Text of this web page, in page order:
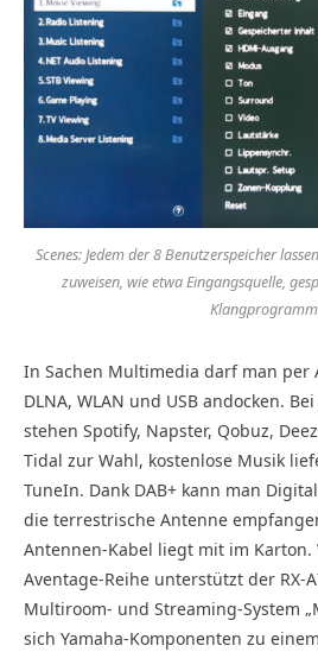
Scenes: Jedem der 8 Benutzerspeicher
zuweisen, wie etwa Eingangsquelle,
In Sachen Multimedia darf man per
DLNA, WLAN und USB andocken.
stehen Spotify, Napster, Qobuz,
Tidal zur Wahl, kostenlose Musik
TuneIn. Dank DAB+ kann man
die terrestrische Antenne
Antennen-Kabel liegt mit im Karton.
Aventage-Reihe unterstützt der RX-
Multiroom- und Streaming-System
sich Yamaha-Komponenten zu